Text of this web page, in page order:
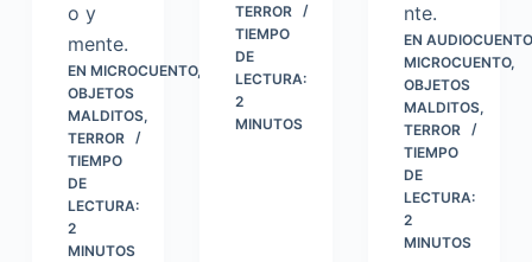
o y
mente.
EN MICROCUENTO,
OBJETOS
MALDITOS,
TERROR
TIEMPO
DE
LECTURA:
2
MINUTOS
TERROR
TIEMPO
DE
LECTURA:
2
MINUTOS
nte.
EN AUDIOCUENTO
MICROCUENTO,
OBJETOS
MALDITOS,
TERROR
TIEMPO
DE
LECTURA:
2
MINUTOS